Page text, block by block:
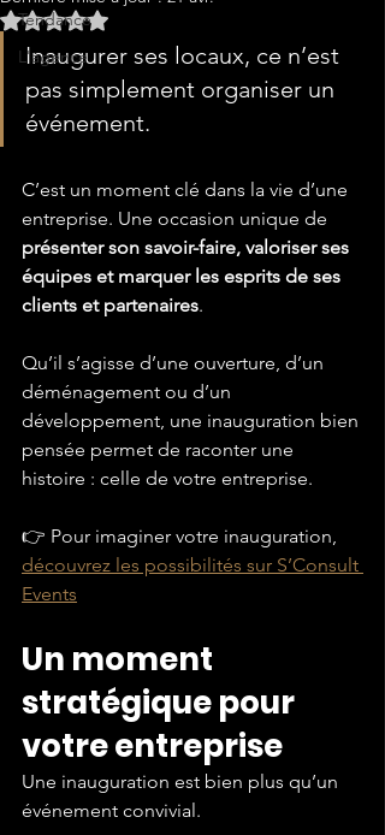
Tendance
L'agence
Noté NaN étoiles sur 5.
Inaugurer ses locaux, ce n’est
pas simplement organiser un
événement.
C’est un moment clé dans la vie d’une
entreprise. Une occasion unique de
présenter son savoir-faire, valoriser ses
équipes et marquer les esprits de ses
clients et partenaires.
Qu’il s’agisse d’une ouverture, d’un
déménagement ou d’un
développement, une inauguration bien
pensée permet de raconter une
histoire : celle de votre entreprise.
👉 Pour imaginer votre inauguration,
découvrez les possibilités sur S’Consult
Events
Un moment
stratégique pour
votre entreprise
Une inauguration est bien plus qu’un
événement convivial.